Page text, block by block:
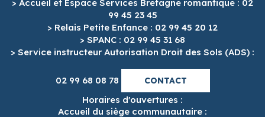
> Accueil et Espace Services Bretagne romantique : 02
99 45 23 45
> Relais Petite Enfance : 02 99 45 20 12
> SPANC : 02 99 45 31 68
> Service instructeur Autorisation Droit des Sols (ADS) :
02 99 68 08 78 CONTACT
Horaires d'ouvertures :
Accueil du siège communautaire :